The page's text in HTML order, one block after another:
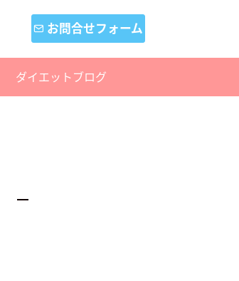
お問合せフォーム
ダイエットブログ